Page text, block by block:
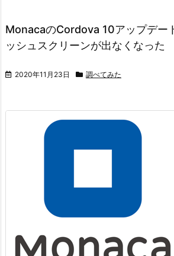
MonacaのCordova 10アップデー
ッシュスクリーンが出なくなった
2020年11月23日 調べてみた